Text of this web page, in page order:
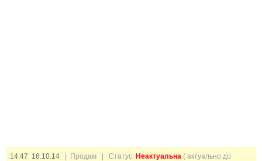
14:47 16.10.14 | Продам | Статус: Неактуальна ( актуально до